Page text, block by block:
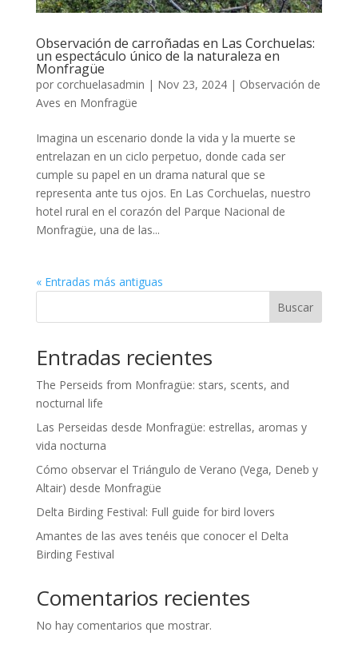
Observación de carroñadas en Las Corchuelas:
un espectáculo único de la naturaleza en
Monfragüe
por corchuelasadmin | Nov 23, 2024| Observación de
Aves en Monfragüe
Imagina un escenario donde la vida y la muerte se
entrelazan en un ciclo perpetuo, donde cada ser
cumple su papel en un drama natural que se
representa ante tus ojos. En Las Corchuelas, nuestro
hotel rural en el corazón del Parque Nacional de
Monfragüe, una de las...
« Entradas más antiguas
Buscar
Entradas recientes
The Perseids from Monfragüe: stars, scents, and
nocturnal life
Las Perseidas desde Monfragüe: estrellas, aromas y
vida nocturna
Cómo observar el Triángulo de Verano (Vega, Deneb y
Altair) desde Monfragüe
Delta Birding Festival: Full guide for bird lovers
Amantes de las aves tenéis que conocer el Delta
Birding Festival
Comentarios recientes
No hay comentarios que mostrar.